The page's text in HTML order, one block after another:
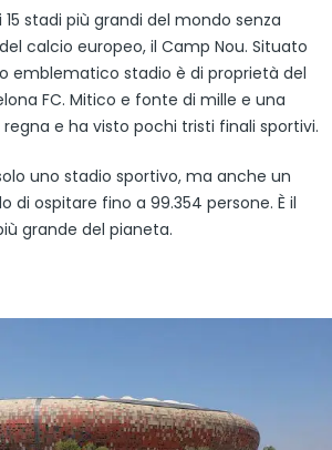
stadi più grandi del mondo senza
calcio europeo, il Camp Nou. Situato
emblematico stadio è di proprietà del
FC. Mitico e fonte di mille e una
regna e ha visto pochi tristi finali sportivi.
uno stadio sportivo, ma anche un
di ospitare fino a 99.354 persone. È il
grande del pianeta.